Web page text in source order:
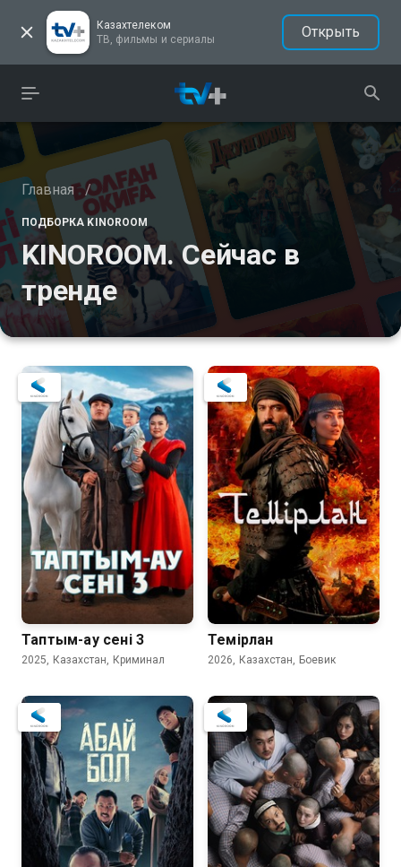
Казахтелеком
ТВ, фильмы и сериалы
Открыть
Главная /
ПОДБОРКА KINOROOM
KINOROOM. Сейчас в
тренде
Таптым-ау сені 3
2025, Казахстан, Криминал
7.3
Темірлан
2026, Казахстан, Боевик